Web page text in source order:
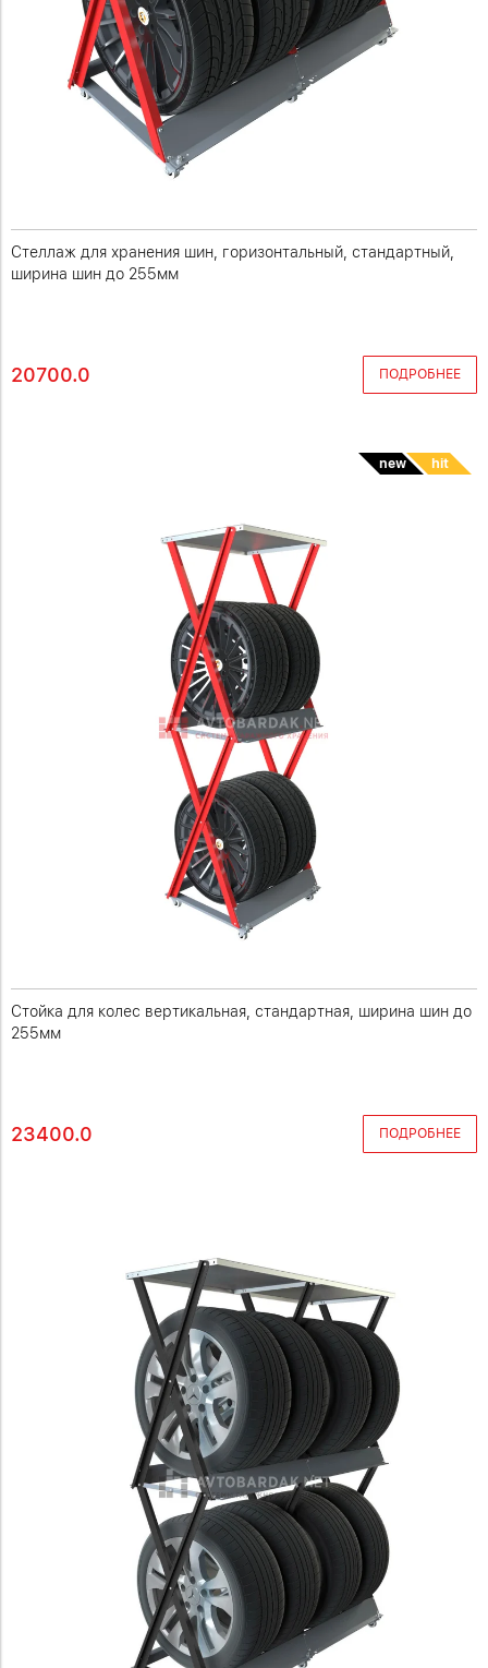
Стеллаж для хранения шин, горизонтальный, стандартный,
ширина шин до 255мм
20700.0 ПОДРОБНЕЕ
new hit
Стойка для колес вертикальная, стандартная, ширина шин до
255мм
23400.0 ПОДРОБНЕЕ